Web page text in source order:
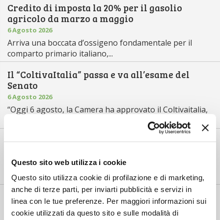
Questo sito web utilizza i cookie
Questo sito utilizza cookie di profilazione e di marketing,
anche di terze parti, per inviarti pubblicità e servizi in
linea con le tue preferenze. Per maggiori informazioni sui
cookie utilizzati da questo sito e sulle modalità di
Credito di imposta la 20% per il gasolio
agricolo da marzo a maggio
6 Agosto 2026
Arriva una boccata d’ossigeno fondamentale per il
comparto primario italiano,...
Il “ColtivaItalia” passa e va all’esame del
Senato
6 Agosto 2026
“Oggi 6 agosto, la Camera ha approvato il Coltivaitalia,
Mercato in crescita per l’agricoltura 4.0
Nel 2025, in Italia, l’agricoltura 4.0 è tornata al valore
record di 2,5 mili...
Saldi Pac: ogni anno entro fine gennaio
3 Agosto 2026